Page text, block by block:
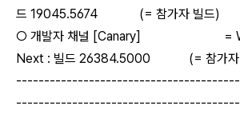
드 19045.5674 (= 참가자 빌드)
○ 개발자 채널 [Canary] =
Next : 빌드 26384.5000 (= 참가자